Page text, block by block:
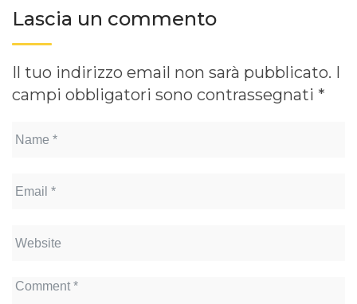
Lascia un commento
Il tuo indirizzo email non sarà pubblicato. I
campi obbligatori sono contrassegnati *